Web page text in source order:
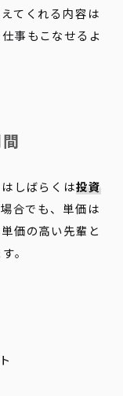
てくれる内容は
事もこなせるよ
しばらくは投資
合でも、単価は
価の高い先輩と
。